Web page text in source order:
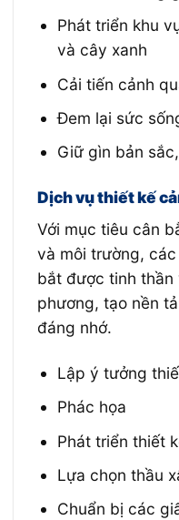
Phát triển khu
và cây xanh
Cải tiến cảnh
Đem lại sức
Giữ gìn bản
Dịch vụ thiết kế
Với mục tiêu cân
và môi trường, các
bắt được tinh
phương, tạo nền
đáng nhớ.
Lập ý tưởng
Phác họa
Phát triển thiết
Lựa chọn thầu
Chuẩn bị các